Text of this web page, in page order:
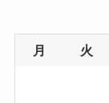
月 火